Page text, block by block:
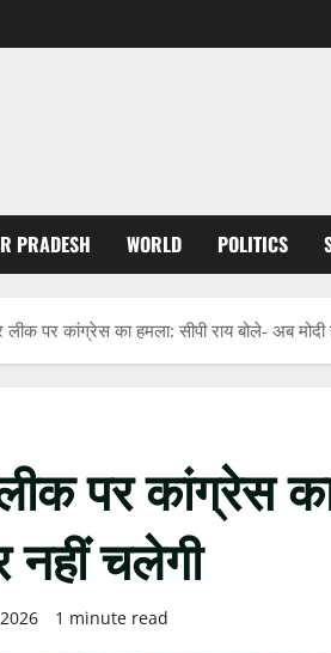
PRADESH WORLD POLITICS
लीक पर कांग्रेस का हमला: सीपी राय बोले- अब
पर कांग्रेस
नहीं चलेगी
1 minute read